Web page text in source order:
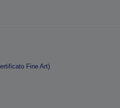
Fine Art)